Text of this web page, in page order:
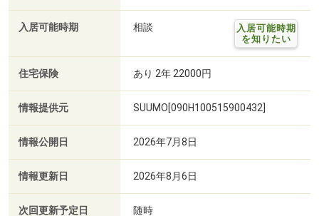
入居可能時期 相談
入居可能時期
を知りたい
住宅保険 あり 2年 22000円
情報提供元 SUUMO[090H100515900432]
情報公開日 2026年7月8日
情報更新日 2026年8月6日
次回更新予定日 随時